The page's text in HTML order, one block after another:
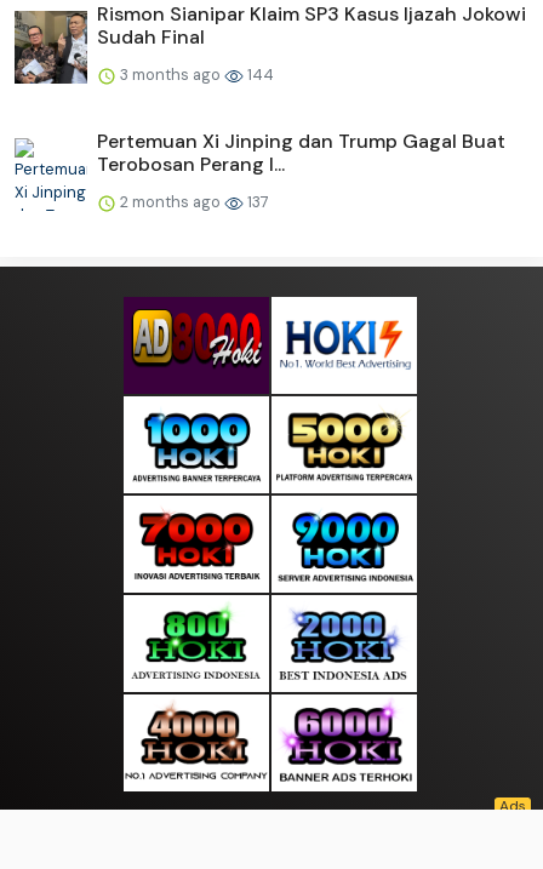
Rismon Sianipar Klaim SP3 Kasus Ijazah Jokowi
Sudah Final
3 months ago 144
Pertemuan Xi Jinping dan Trump Gagal Buat
Terobosan Perang I...
2 months ago 137